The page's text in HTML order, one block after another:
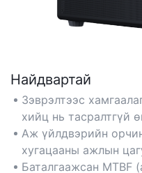
Найдвартай
Зэврэлтээс
хийц нь тасралтгүй
гэсэн урт
баталгаажуулдаг.
Аж үйлдвэрийн
хугацааны ажлын
компьютерт
Баталгаажсан MTBF